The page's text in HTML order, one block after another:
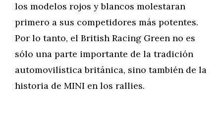
los modelos rojos y blancos molestaran
primero a sus competidores más potentes.
Por lo tanto, el British Racing Green no es
sólo una parte importante de la tradición
automovilística británica, sino también de la
historia de MINI en los rallies.